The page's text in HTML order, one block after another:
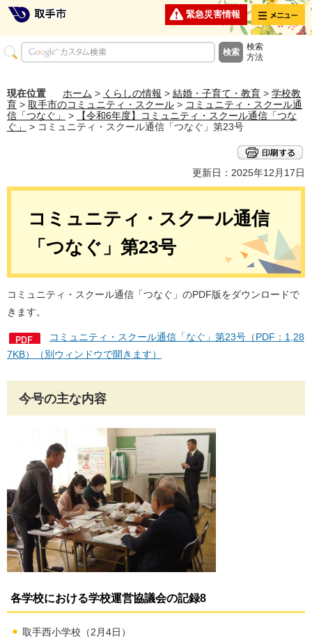
緊急災害情報 メニュー
検索
方法
現在位置 ホーム > くらしの情報 > 結婚・子育て・教育 > 学校教
育 > 取手市のコミュニティ・スクール > コミュニティ・スクール通
信「つなぐ」
>
【令和6年度】コミュニティ・スクール通信「つな
ぐ」
> コミュニティ・スクール通信「つなぐ」第23号
更新日：2025年12月17日
コミュニティ・スクール通信
「つなぐ」第23号
コミュニティ・スクール通信「つなぐ」のPDF版をダウンロードで
きます。
コミュニティ・スクール通信「なぐ」第23号（PDF：1,28
7KB）（別ウィンドウで開きます）
今号の主な内容
各学校における学校運営協議会の記録8
取手西小学校（2月4日）